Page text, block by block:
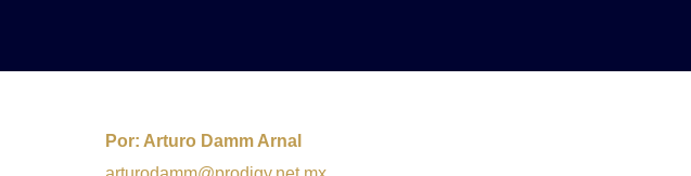
Por: Arturo Damm Arnal